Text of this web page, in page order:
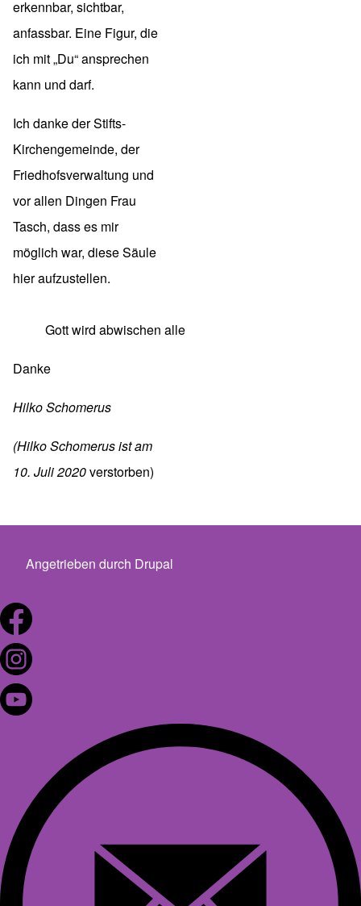
erkennbar, sichtbar,
anfassbar. Eine Figur, die
ich mit „Du“ ansprechen
kann und darf.
Ich danke der Stifts-
Kirchengemeinde, der
Friedhofsverwaltung und
vor allen Dingen Frau
Tasch, dass es mir
möglich war, diese Säule
hier aufzustellen.
Gott wird abwischen alle Tränen
Danke
Hilko Schomerus
(Hilko Schomerus ist am
10. Juli 2020verstorben)
Angetrieben durch Drupal